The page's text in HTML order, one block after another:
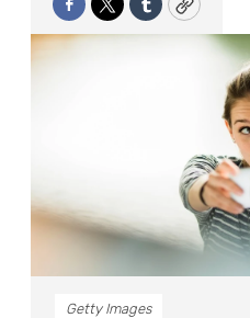
Facebook
TwitterTumblrCopy
Getty Images